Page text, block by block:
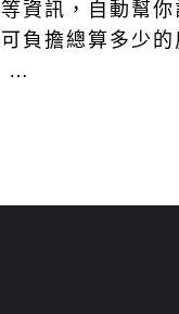
資訊，自動幫
負擔總算多少
…